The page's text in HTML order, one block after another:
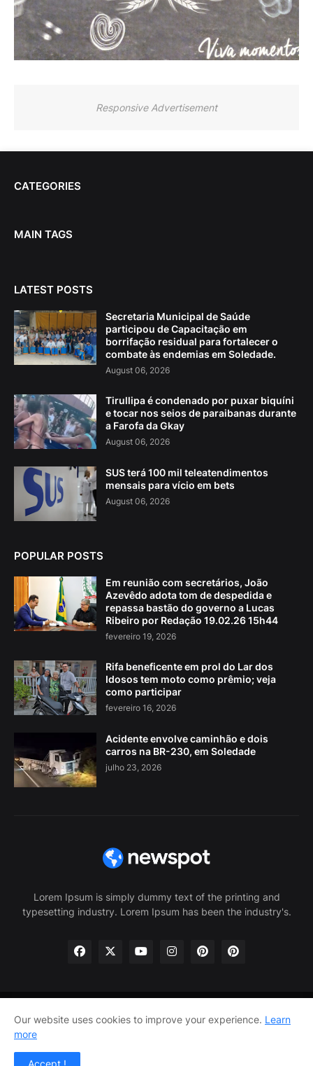
Responsive Advertisement
CATEGORIES
MAIN TAGS
LATEST POSTS
Secretaria Municipal de Saúde
participou de Capacitação em
borrifação residual para fortalecer o
combate às endemias em Soledade.
August 06, 2026
Tirullipa é condenado por puxar biquíni
e tocar nos seios de paraibanas durante
a Farofa da Gkay
August 06, 2026
SUS terá 100 mil teleatendimentos
mensais para vício em bets
August 06, 2026
POPULAR POSTS
Em reunião com secretários, João
Azevêdo adota tom de despedida e
repassa bastão do governo a Lucas
Ribeiro por Redação 19.02.26 15h44
fevereiro 19, 2026
Rifa beneficente em prol do Lar dos
Idosos tem moto como prêmio; veja
como participar
fevereiro 16, 2026
Acidente envolve caminhão e dois
carros na BR-230, em Soledade
julho 23, 2026
Lorem Ipsum is simply dummy text of the printing and
typesetting industry. Lorem Ipsum has been the industry's.
Home About Us Privacy Policy
Contact Us
Our website uses cookies to improve your experience. Learn
more
Accept !